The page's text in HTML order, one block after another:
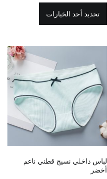
تحديد أحد الخيارات
من
المختلفة
المنتج.
يمكن
اختيار
الخيارات
على
لباس داخلي نسيج قطني ناعم
أخضر